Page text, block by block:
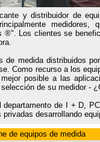
y distribuidor de
®". Los clientes se
de medida distribuidos
Como recurso a los
posible a las
de su medidor -
departamento de I + D,
privadas desarrollando
de equipos de medida